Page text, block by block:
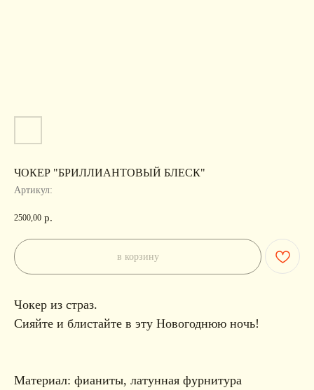
ЧОКЕР "БРИЛЛИАНТОВЫЙ БЛЕСК"
Артикул:
2500,00 р.
в корзину
Чокер из страз.
Сияйте и блистайте в эту Новогоднюю ночь!
Материал: фианиты, латунная фурнитура